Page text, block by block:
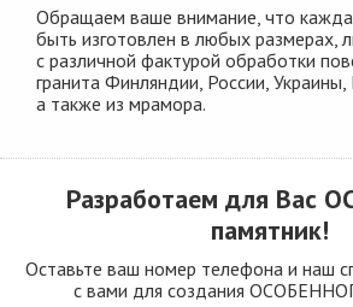
Обращаем ваше внимание, что
быть изготовлен в любых размерах,
с различной фактурой обработки
гранита Финляндии, России, Украины,
а также из мрамора.
Разработаем для Вас
памятник!
Оставьте ваш номер телефона и наш
с вами для создания